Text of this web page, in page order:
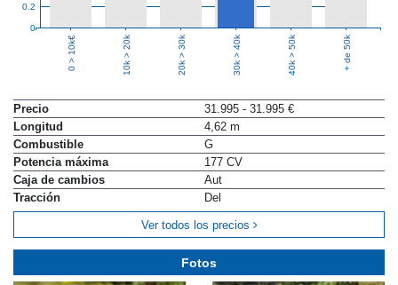
0
0.2
0 > 10k€ 10k > 20k 20k > 30k 30k > 40k 40k > 50k + de 50k
Precio
31.995 - 31.995 €
Longitud
4,62 m
Combustible
G
Potencia máxima
177 CV
Caja de cambios
Aut
Tracción
Del
Ver todos los precios
Fotos